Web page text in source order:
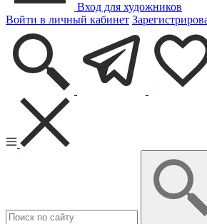
Вход для художников
Войти в личный кабинет